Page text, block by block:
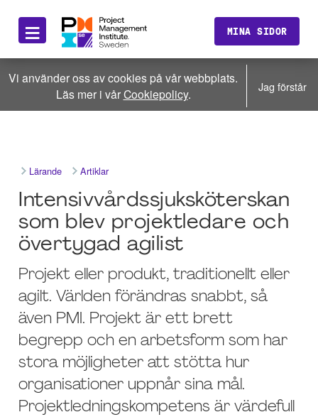
≡ MINA SIDOR
Vi använder oss av cookies på vår webbplats.
Läs mer i vårCookiepolicy. Jag förstår
Lärande Artiklar
Intensivvårdssjuksköterskan
som blev projektledare och
övertygad agilist
Projekt eller produkt, traditionellt eller
agilt. Världen förändras snabbt, så
även PMI. Projekt är ett brett
begrepp och en arbetsform som har
stora möjligheter att stötta hur
organisationer uppnår sina mål.
Projektledningskompetens är värdefull